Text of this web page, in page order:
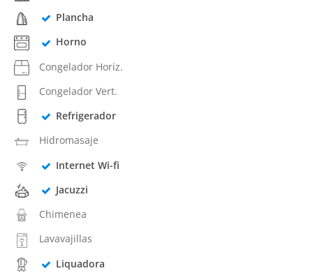
Plancha
Horno
Congelador Horiz.
Congelador Vert.
Refrigerador
Hidromasaje
Internet Wi-fi
Jacuzzi
Chimenea
Lavavajillas
Liquadora